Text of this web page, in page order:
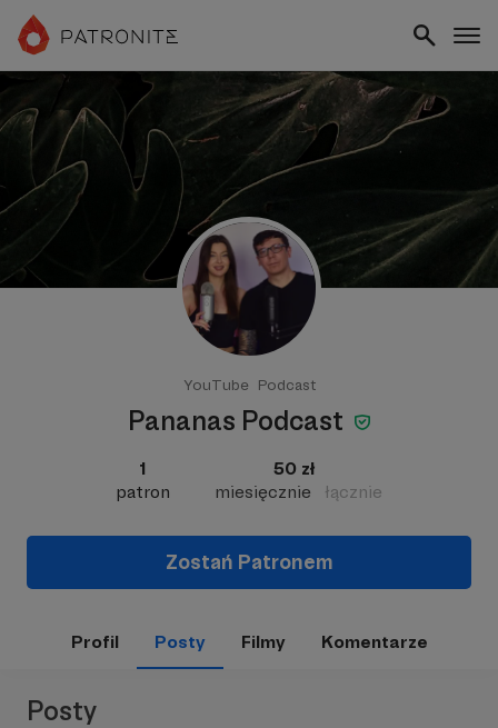
YouTube Podcast
Pananas Podcast
1
patron
50 zł
miesięcznie
łącznie
Zostań Patronem
Profil Posty Filmy Komentarze
Posty